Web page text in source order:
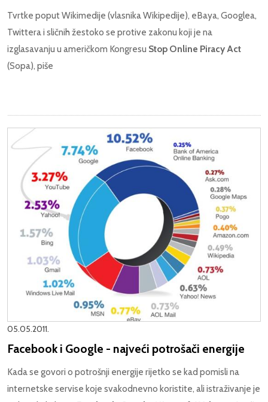
Tvrtke poput Wikimedije (vlasnika Wikipedije), eBaya, Googlea,
Twittera i sličnih žestoko se protive zakonu koji je na
izglasavanju u američkom Kongresu Stop Online Piracy Act
(Sopa), piše
05.05.2011.
Facebook i Google - najveći potrošači energije
Kada se govori o potrošnji energije rijetko se kad pomisli na
internetske servise koje svakodnevno koristite, ali istraživanje je